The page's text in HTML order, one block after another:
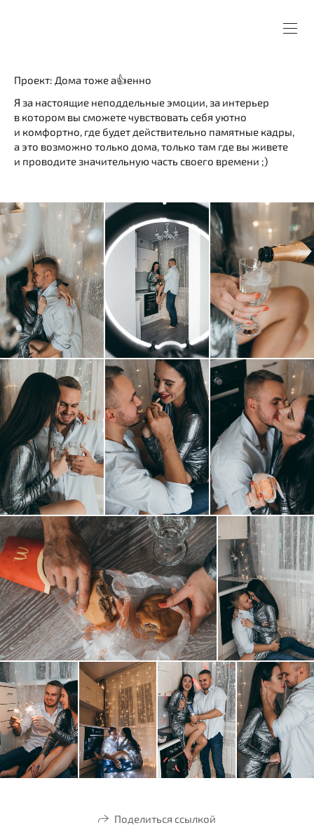
Проект: Дома тоже а👍енно
Я за настоящие неподдельные эмоции, за интерьер
в котором вы сможете чувствовать себя уютно
и комфортно, где будет действительно памятные кадры,
а это возможно только дома, только там где вы живете
и проводите значительную часть своего времени ;)
Поделиться ссылкой